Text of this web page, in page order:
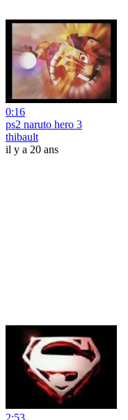
0:16
ps2 naruto hero 3
thibault
il y a 20 ans